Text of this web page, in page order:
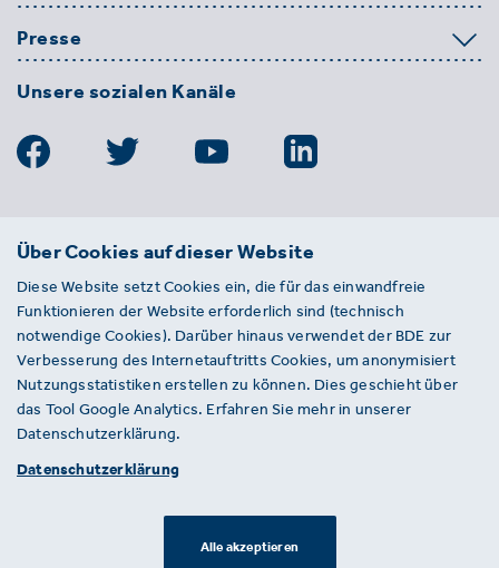
Presse
Unsere sozialen Kanäle
BDE
Entsorgungs-, Wasser- und
Kreislaufwirtschaft e. V.
Von-der-Heydt-Straße 2
D 10785 Berlin
Sie haben einen Fehler auf unserer Website
gefunden? Ihnen ist ein defekter Link
aufgefallen? Wir freuen uns über Ihren
Über Cookies auf dieser Website
Diese Website setzt Cookies ein, die für das einwandfreie
Funktionieren der Website erforderlich sind (technisch
notwendige Cookies). Darüber hinaus verwendet der BDE zur
Verbesserung des Internetauftritts Cookies, um anonymisiert
Nutzungsstatistiken erstellen zu können. Dies geschieht über
das Tool Google Analytics. Erfahren Sie mehr in unserer
Datenschutzerklärung.
Datenschutzerklärung
Alle akzeptieren